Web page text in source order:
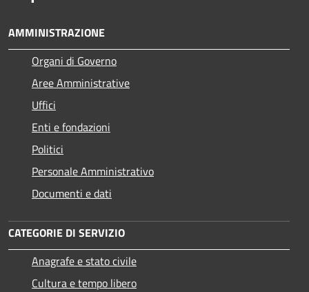
AMMINISTRAZIONE
Organi di Governo
Aree Amministrative
Uffici
Enti e fondazioni
Politici
Personale Amministrativo
Documenti e dati
CATEGORIE DI SERVIZIO
Anagrafe e stato civile
Cultura e tempo libero